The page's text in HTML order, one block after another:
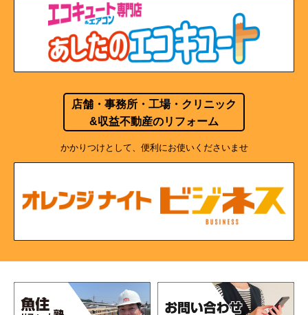
店舗・事務所・工場・クリニック
&収益不動産のリフォーム
かかりつけとして、便利にお使いくださいませ